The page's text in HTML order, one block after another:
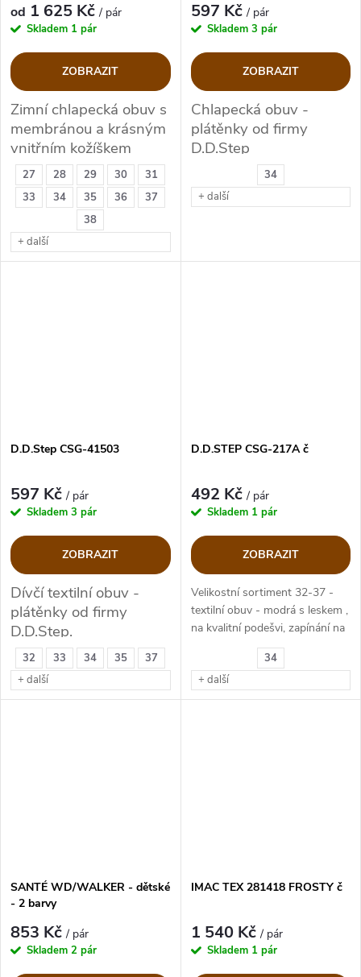
27 28 29 30
31
33
34 35 36
37
38
+ další
od 1 625 Kč/ pár
Skladem 1 pár
ZOBRAZIT
Zimní chlapecká obuv s
membránou a krásným
vnitřním kožíškem
34
+ další
597 Kč/ pár
Skladem 3 pár
ZOBRAZIT
Chlapecká obuv -
plátěnky od firmy
D.D.Step
32 33 34 35
37
+ další
D.D.Step CSG-41503
597 Kč/ pár
Skladem 3 pár
ZOBRAZIT
Dívčí textilní obuv -
plátěnky od firmy
D.D.Step.
34
+ další
D.D.STEP CSG-217A č
492 Kč/ pár
Skladem 1 pár
ZOBRAZIT
Velikostní sortiment 32-37 -
textilní obuv - modrá s leskem ,
na kvalitní podešvi, zapínání na
SANTÉ WD/WALKER - dětské
- 2 barvy
853 Kč/ pár
Skladem 2 pár
IMAC TEX 281418 FROSTY č
1 540 Kč/ pár
Skladem 1 pár